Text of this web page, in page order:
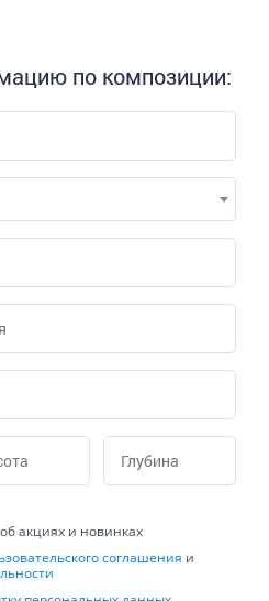
по композиции:
акциях и новинках
соглашения и